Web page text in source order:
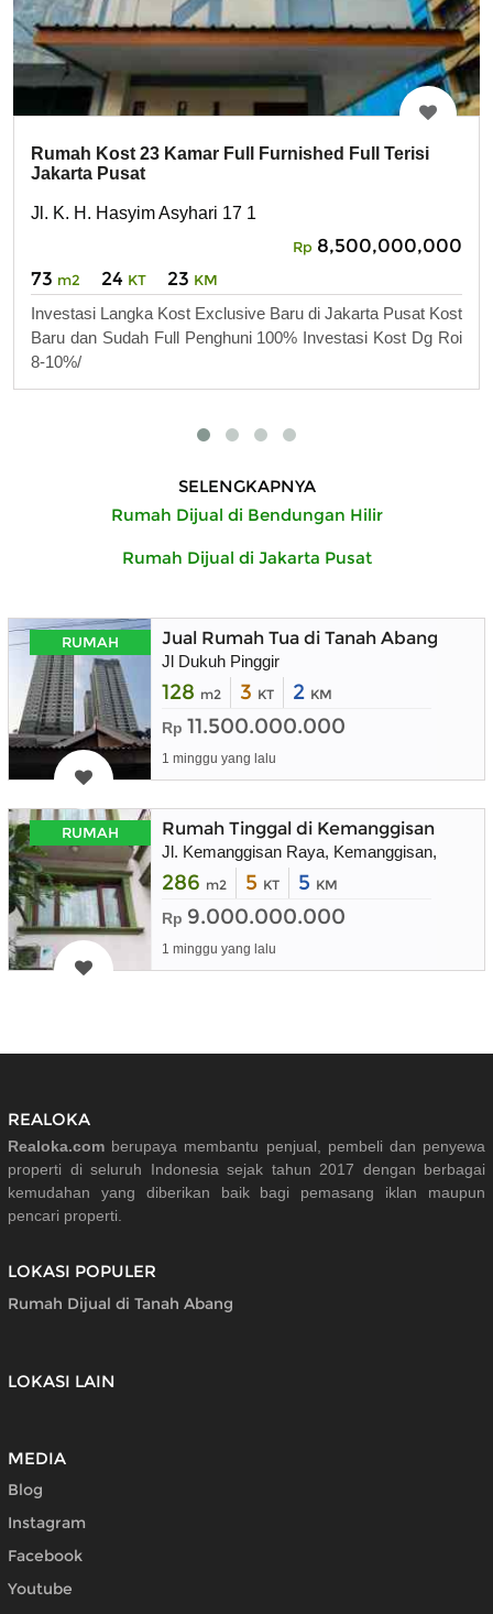
Rumah Kost 23 Kamar Full Furnished Full Terisi
Jakarta Pusat
Jl. K. H. Hasyim Asyhari 17 1
Rp 8,500,000,000
73 m2 24 KT 23 KM
Investasi Langka Kost Exclusive Baru di Jakarta Pusat Kost
Baru dan Sudah Full Penghuni 100% Investasi Kost Dg Roi
8-10%/
SELENGKAPNYA
Rumah Dijual di Bendungan Hilir
Rumah Dijual di Jakarta Pusat
RUMAH Jual Rumah Tua di Tanah Abang
Jl Dukuh Pinggir
128 m2 3 KT 2 KM
Rp 11.500.000.000
1 minggu yang lalu
RUMAH Rumah Tinggal di Kemanggisan
Jl. Kemanggisan Raya, Kemanggisan, Kec.
286 m2 5 KT 5 KM
Rp 9.000.000.000
1 minggu yang lalu
REALOKA
Realoka.com berupaya membantu penjual, pembeli dan penyewa
properti di seluruh Indonesia sejak tahun 2017 dengan berbagai
kemudahan yang diberikan baik bagi pemasang iklan maupun
pencari properti.
LOKASI POPULER
Rumah Dijual di Tanah Abang
LOKASI LAIN
MEDIA
Blog
Instagram
Facebook
Youtube